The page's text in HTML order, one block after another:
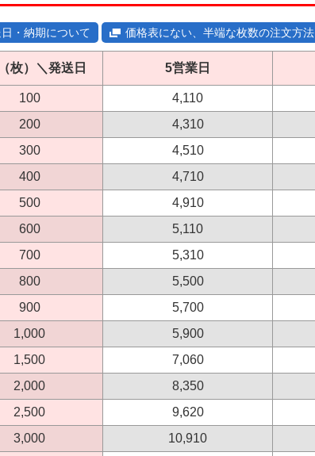
・納期について
価格表にない、半端な枚数の注文方法
枚）＼発送日 5営業日
100 4,110
200
4,310
300
4,510
400
4,710
500
4,910
600
5,110
700
5,310
800
5,500
900
5,700
1,000
5,900
1,500
7,060
2,000
8,350
2,500
9,620
3,000
10,910